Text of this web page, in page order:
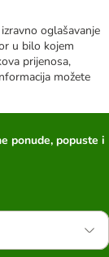
oglašavanje
u bilo kojem
prijenosa,
možete
ponude, popuste i